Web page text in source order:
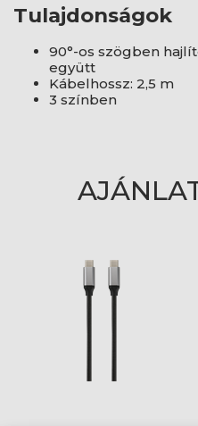
Tulajdonságok
90°-os szögben
együtt
Kábelhossz: 2,5 m
3 színben